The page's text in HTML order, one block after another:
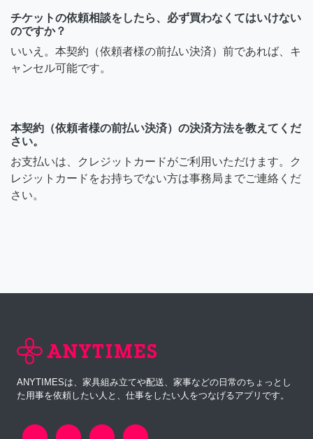
チケットの依頼相談をしたら、必ず買わなくてはいけない
のですか？
いいえ。本契約（依頼者様の前払い決済）前であれば、キ
ャンセル可能です。
本契約（依頼者様の前払い決済）の決済方法を教えてくだ
さい。
お支払いは、クレジットカードがご利用いただけます。ク
レジットカードをお持ちでない方は事務局までご連絡くだ
さい。
ANYTIMESは、家具組み立てや配送、家事などの日常のちょっとし
た用事を依頼したい人と、仕事をしたい人をつなげるアプリです。